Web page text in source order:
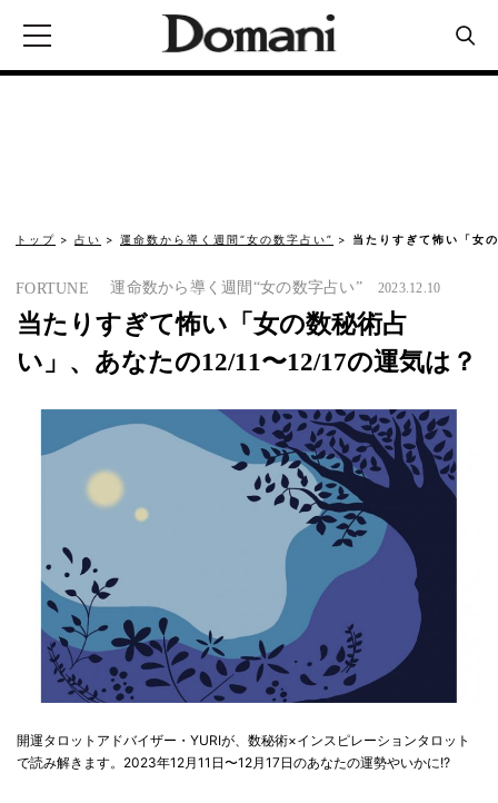
トップ 占い 運命数から導く週間“女の数字占い” 当たりすぎて怖い「女
FORTUNE 運命数から導く週間“女の数字占い” 2023.12.10
当たりすぎて怖い「女の数秘術占
い」、あなたの12/11〜12/17の運気は？
開運タロットアドバイザー・YURIが、数秘術×インスピレーションタロット
で読み解きます。2023年12月11日〜12月17日のあなたの運勢やいかに!?